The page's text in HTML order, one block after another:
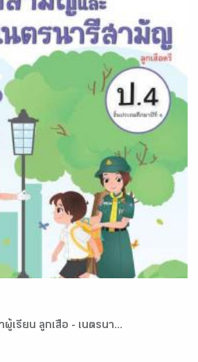
รียน ลูกเสือ - เนตรนา...